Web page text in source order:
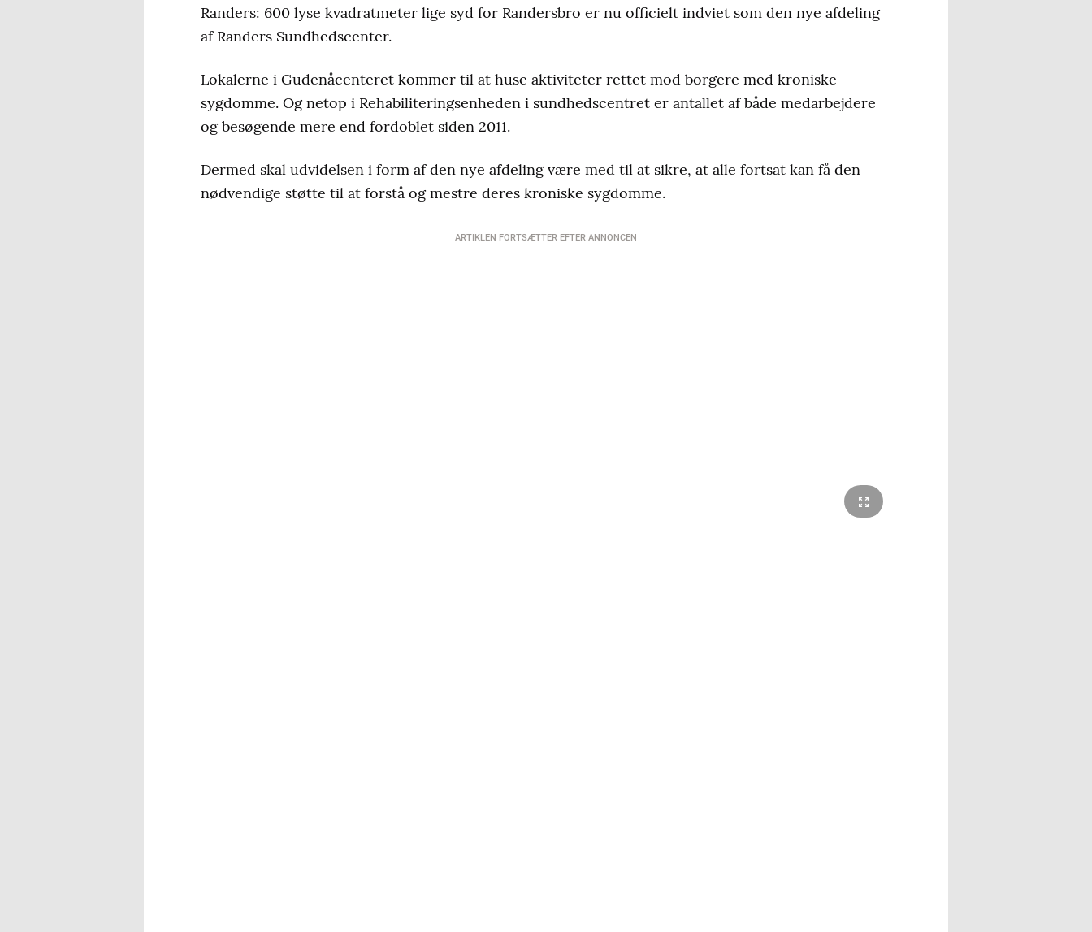
Randers: 600 lyse kvadratmeter lige syd for Randersbro er nu officielt indviet som den nye afdeling
af Randers Sundhedscenter.
Lokalerne i Gudenåcenteret kommer til at huse aktiviteter rettet mod borgere med kroniske
sygdomme. Og netop i Rehabiliteringsenheden i sundhedscentret er antallet af både medarbejdere
og besøgende mere end fordoblet siden 2011.
Dermed skal udvidelsen i form af den nye afdeling være med til at sikre, at alle fortsat kan få den
nødvendige støtte til at forstå og mestre deres kroniske sygdomme.
ARTIKLEN FORTSÆTTER EFTER ANNONCEN